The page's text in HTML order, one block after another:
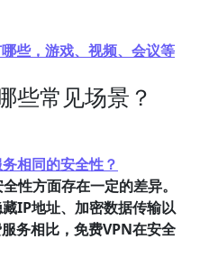
些，游戏、视频、会议等
些常见场景？
相同的安全性？
性方面存在一定的差异。
IP地址、加密数据传输以
务相比，免费VPN在安全